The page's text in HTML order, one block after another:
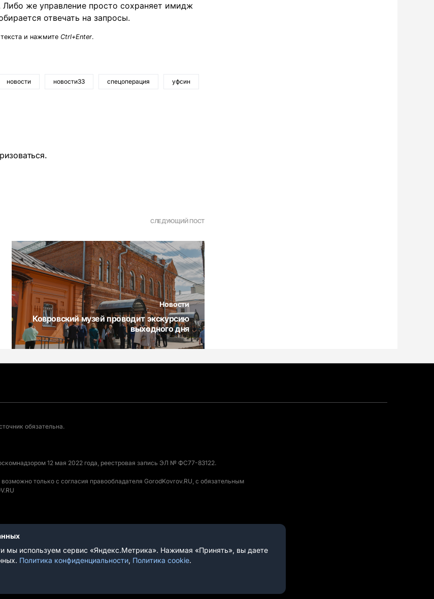
Либо же управление просто сохраняет имидж
отвечать на запросы.
и нажмите Ctrl+Enter.
новости новости33 спецоперация уфсин
.
СЛЕДУЮЩИЙ ПОСТ
Новости
Ковровский музей проводит экскурсию
выходного дня
обязательна.
12 мая 2022 года, реестровая запись ЭЛ № ФС77-83122.
только с согласия правообладателя GorodKovrov.RU, с обязательным
мы используем сервис «Яндекс.Метрика». Нажимая «Принять», вы даете
Политика конфиденциальности, Политика cookie.